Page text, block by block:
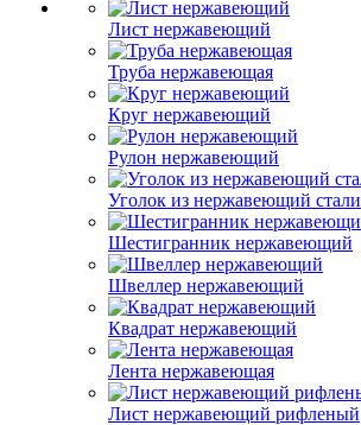
Лист нержавеющий
Труба нержавеющая
Круг нержавеющий
Рулон нержавеющий
Уголок из нержавеющий стали
Шестигранник нержавеющий
Швеллер нержавеющий
Квадрат нержавеющий
Лента нержавеющая
Лист нержавеющий рифленый